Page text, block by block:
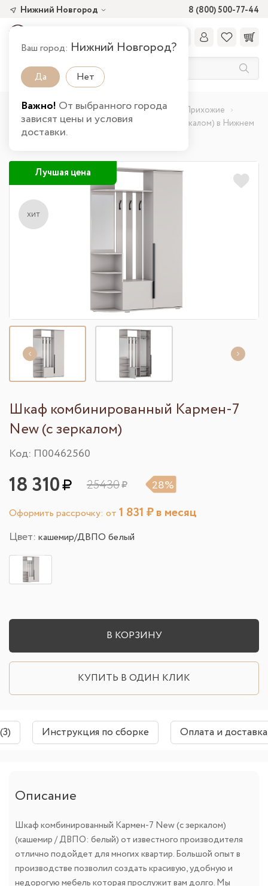
8 (800) 500-77-44
Нижний Новгород
Ваш город: Нижний Новгород?
Да Нет
Важно! От выбранного города
зависят цены и условия
доставки.
Главная Каталог товаров Прихожая
Прихожие
Шкаф комбинированный Кармен-7 New (с зеркалом) в Нижнем
Новгороде
Лучшая цена
хит
Шкаф комбинированный Кармен-7
New (с зеркалом)
Код: П00462560
18 310 25430 28%
Оформить рассрочку: от 1 831 ₽ в месяц
Цвет: кашемир/ДВПО белый
В КОРЗИНУ
КУПИТЬ В ОДИН КЛИК
Инструкция по сборке Оплата и доставка
Описание
Шкаф комбинированный Кармен-7 New (с зеркалом)
(кашемир / ДВПО: белый) от известного производителя
отлично подойдет для многих квартир. Большой опыт в
производстве позволил создать красивую, удобную и
недорогую мебель которая прослужит вам долго. Мы